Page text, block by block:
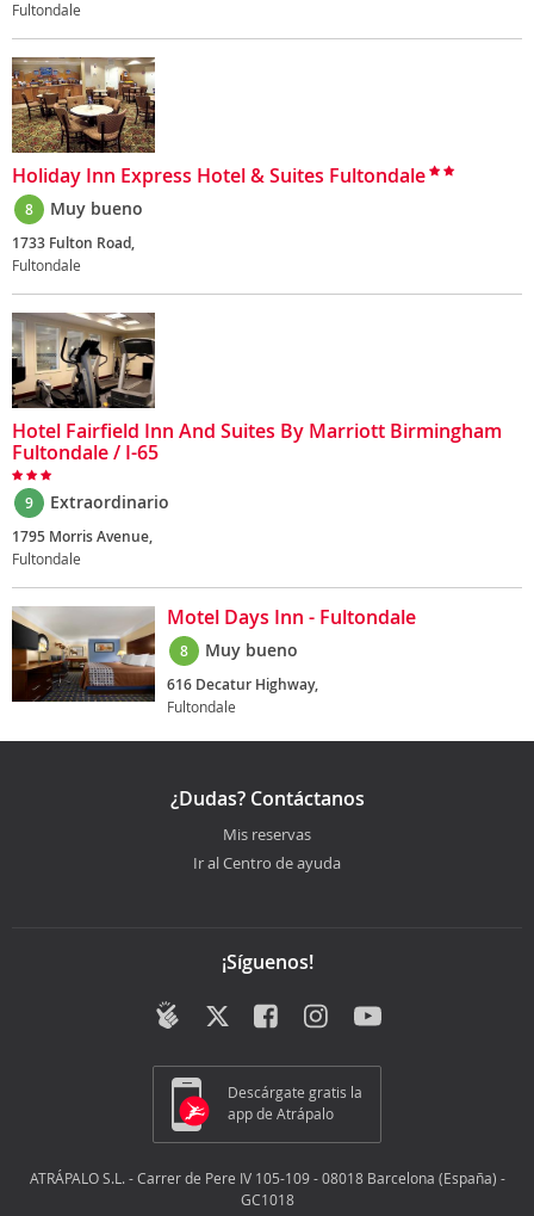
Fultondale
Holiday Inn Express Hotel & Suites Fultondale
8 Muy bueno
1733 Fulton Road,
Fultondale
Hotel Fairfield Inn And Suites By Marriott Birmingham
Fultondale / I-65
9 Extraordinario
1795 Morris Avenue,
Fultondale
Motel Days Inn - Fultondale
8 Muy bueno
616 Decatur Highway,
Fultondale
¿Dudas? Contáctanos
Mis reservas
Ir al Centro de ayuda
¡Síguenos!
Descárgate gratis la
app de Atrápalo
ATRÁPALO S.L. - Carrer de Pere IV 105-109 - 08018 Barcelona (España) -
GC1018